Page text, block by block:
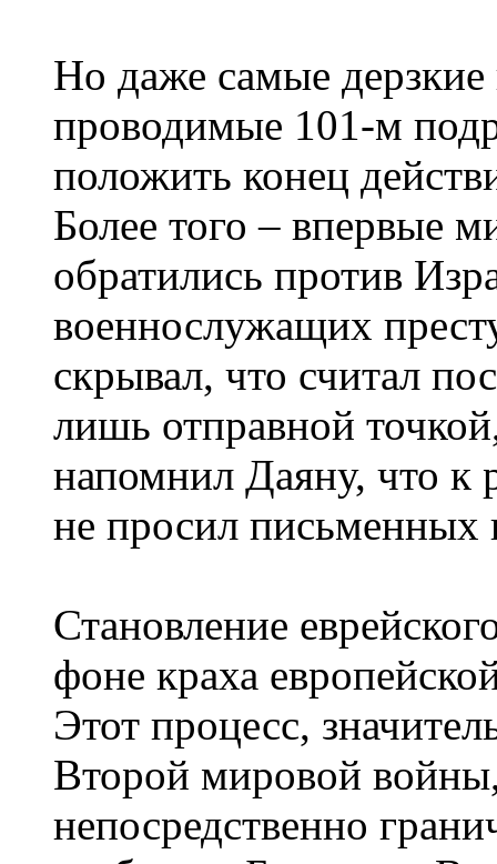
Но даже самые дерзкие
проводимые 101-м
положить конец
Более того – впервые
обратились против
военнослужащих
скрывал, что считал
лишь отправной
напомнил Даяну, что к
не просил письменных
Становление
фоне краха
Этот процесс,
Второй мировой
непосредственно